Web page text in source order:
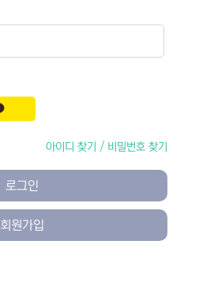
아이디 찾기 / 비밀번호 찾기
로그인
회원가입